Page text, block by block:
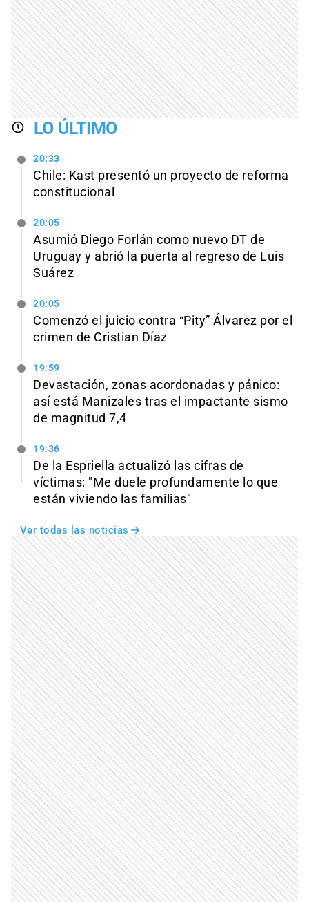
LO ÚLTIMO
20:33
Chile: Kast presentó un proyecto de reforma
constitucional
20:05
Asumió Diego Forlán como nuevo DT de
Uruguay y abrió la puerta al regreso de Luis
Suárez
20:05
Comenzó el juicio contra “Pity” Álvarez por el
crimen de Cristian Díaz
19:59
Devastación, zonas acordonadas y pánico:
así está Manizales tras el impactante sismo
de magnitud 7,4
19:36
De la Espriella actualizó las cifras de
víctimas: "Me duele profundamente lo que
están viviendo las familias"
Ver todas las noticias